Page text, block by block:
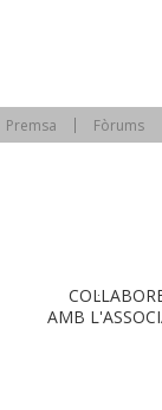
Premsa Fòrums
AMB